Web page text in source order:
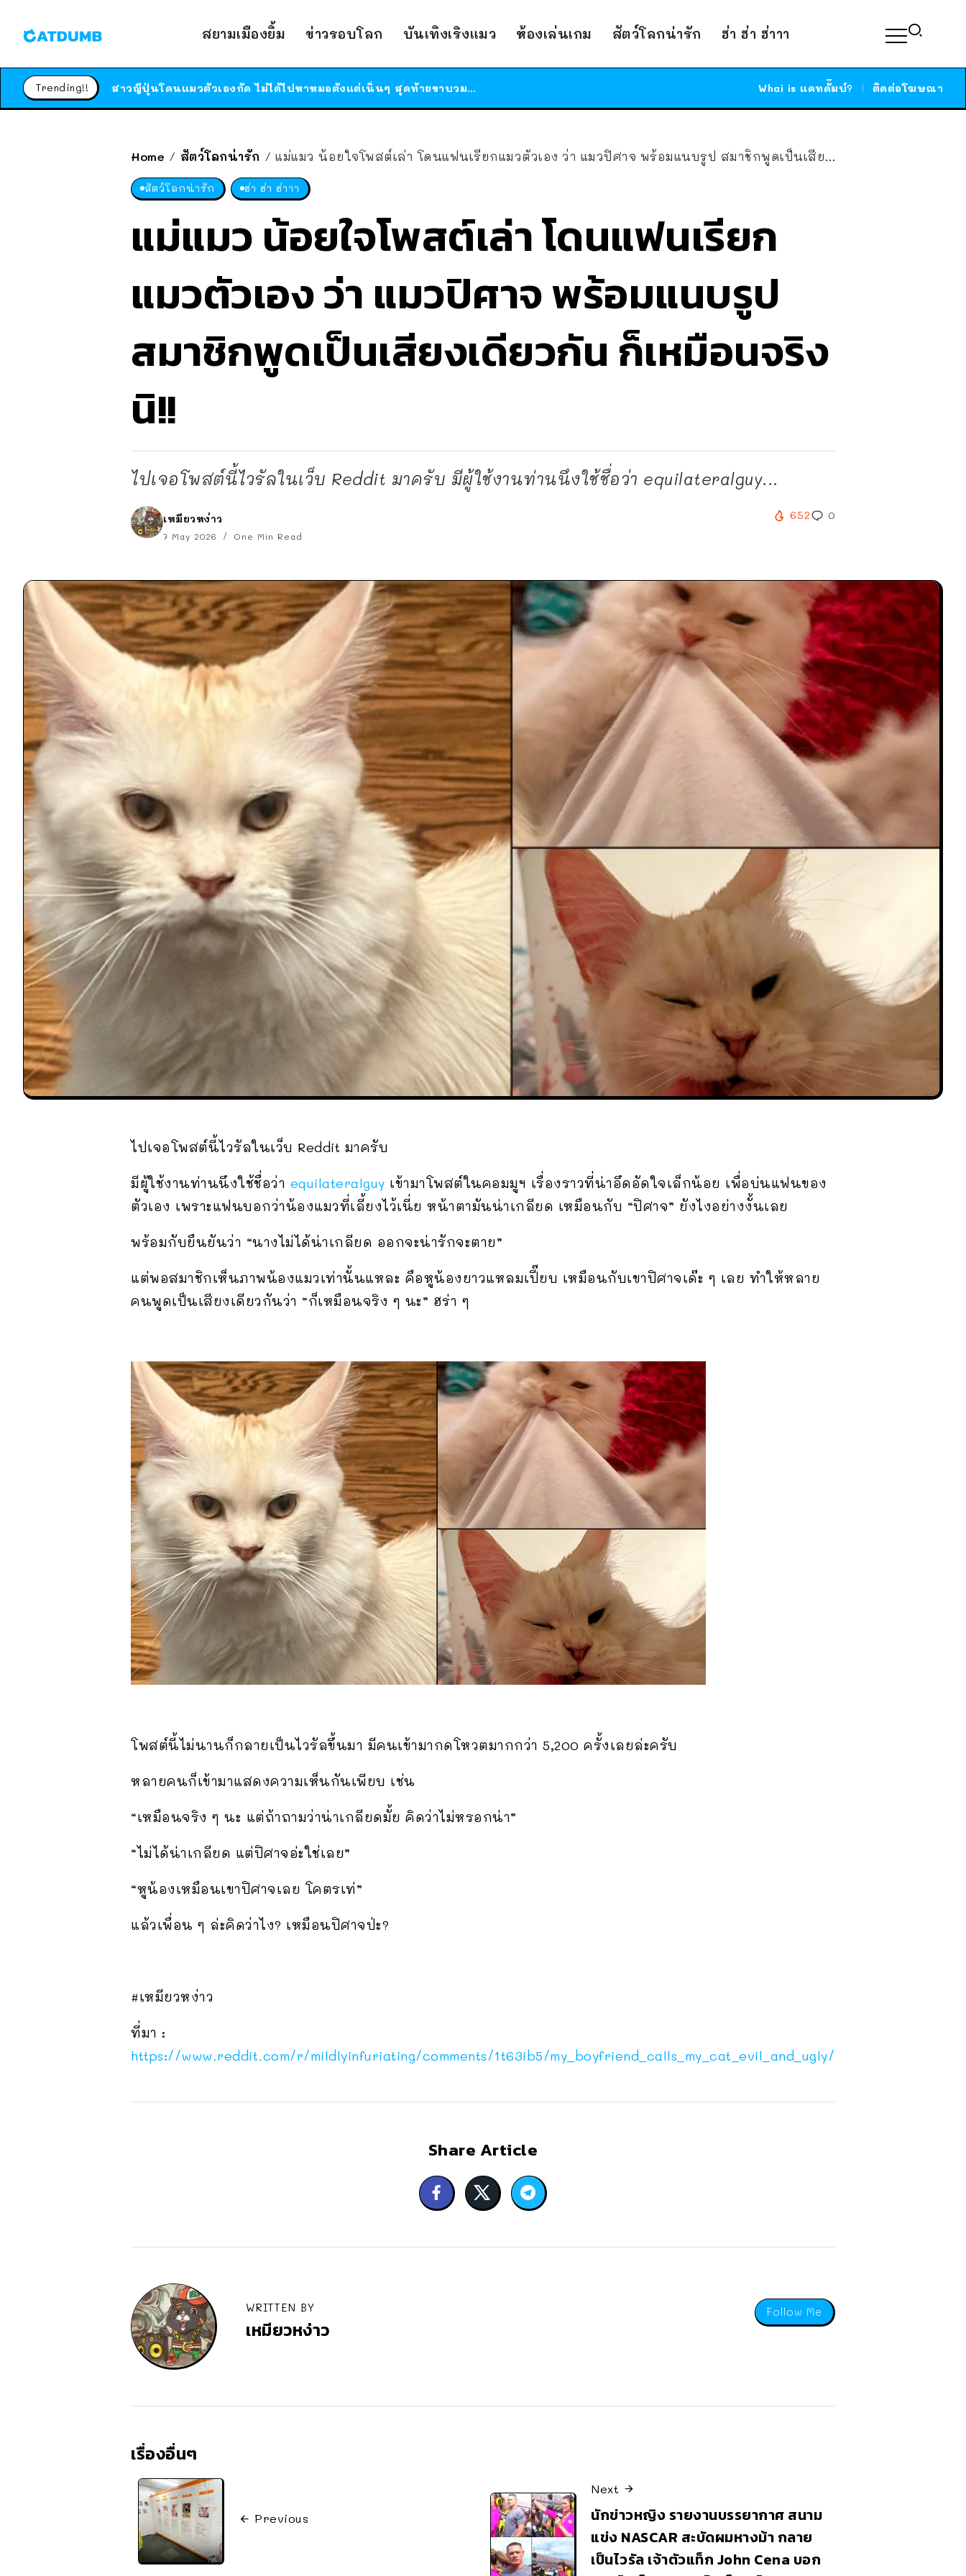
สยามเมืองยิ้ม ข่าวรอบโลก บันเทิงเริงแมว ห้องเล่นเกม สัตว์โลกน่ารัก ฮ่า ฮ่า ฮ่าาา
Trending!!
ร้านอาหารในนิวยอร์กประกาศปิดตัวลง หลังอยู่มานานกว่า 45 ปี ติดป้ายขอบคุณลูกค้าทุกคน แถมสูตรทำไวท์ซอสให้แบบจัดเต็ม
ได้เวลาเด็กหนวดรวมตัว RF Online Next เปิดให้เล่นแล้ว เกม Sci-Fi MMORPG ระดับตำนาน เล่นได้ทั้งมือถือและ PC Whai is แคทดั๊มบ์? ติดต่อโฆษณา
Home / สัตว์โลกน่ารัก / แม่แมว น้อยใจโพสต์เล่า โดนแฟนเรียกแมวตัวเอง ว่า แมวปิศาจ พร้อมแนบรูป สมาชิกพูดเป็นเสียงเดียวกัน ก็เหมือนจริงนิ!!
สัตว์โลกน่ารัก ฮ่า ฮ่า ฮ่าาา
แม่แมว น้อยใจโพสต์เล่า โดนแฟนเรียก
แมวตัวเอง ว่า แมวปิศาจ พร้อมแนบรูป
สมาชิกพูดเป็นเสียงเดียวกัน ก็เหมือนจริง
นิ!!
ไปเจอโพสต์นี้ไวรัลในเว็บ Reddit มาครับ มีผู้ใช้งานท่านนึงใช้ชื่อว่า equilateralguy...
เหมียวหง่าว
7 May 2026 One Min Read
652 0
ไปเจอโพสต์นี้ไวรัลในเว็บ Reddit มาครับ
มีผู้ใช้งานท่านนึงใช้ชื่อว่า equilateralguy เข้ามาโพสต์ในคอมมูฯ เรื่องราวที่น่าอึดอัดใจเล็กน้อย เพื่อบ่นแฟนของ
ตัวเอง เพราะแฟนบอกว่าน้องแมวที่เลี้ยงไว้เนี่ย หน้าตามันน่าเกลียด เหมือนกับ “ปิศาจ” ยังไงอย่างงั้นเลย
พร้อมกับยืนยันว่า “นางไม่ได้น่าเกลียด ออกจะน่ารักจะตาย”
แต่พอสมาชิกเห็นภาพน้องแมวเท่านั้นแหละ คือหูน้องยาวแหลมเปี๊ยบ เหมือนกับเขาปิศาจเด๊ะ ๆ เลย ทำให้หลาย
คนพูดเป็นเสียงเดียวกันว่า “ก็เหมือนจริง ๆ นะ” ฮร่า ๆ
โพสต์นี้ไม่นานก็กลายเป็นไวรัลขึ้นมา มีคนเข้ามากดโหวตมากกว่า 5,200 ครั้งเลยล่ะครับ
หลายคนก็เข้ามาแสดงความเห็นกันเพียบ เช่น
“เหมือนจริง ๆ นะ แต่ถ้าถามว่าน่าเกลียดมั้ย คิดว่าไม่หรอกน่า”
“ไม่ได้น่าเกลียด แต่ปิศาจอ่ะใช่เลย”
“หูน้องเหมือนเขาปิศาจเลย โคตรเท่”
แล้วเพื่อน ๆ ล่ะคิดว่าไง? เหมือนปิศาจป่ะ?
#เหมียวหง่าว
ที่มา :
https://www.reddit.com/r/mildlyinfuriating/comments/1t63ib5/my_boyfriend_calls_my_cat_evil_and_ugly/
Share Article
Follow Me
WRITTEN BY
เหมียวหง่าว
เรื่องอื่นๆ
Previous
Next
นักข่าวหญิง รายงานบรรยากาศ สนาม
แข่ง NASCAR สะบัดผมหางม้า กลาย
เป็นไวรัล เจ้าตัวแท็ก John Cena บอก